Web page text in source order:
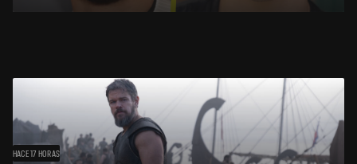
HACE 17 HORAS